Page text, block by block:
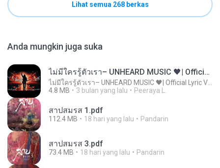
Lihat semua 268 berkas
Anda mungkin juga suka
ไม่มีใครรู้ตัวเรา– UNHEARD MUSIC 🖤| Official Lyric Video | เพลงสู้ชีวิต
4.8 MB
3 bulan yang lalu Peeraya L.
สาปสมรส 1.pdf
112.4 MB 18 hari yang lalu Pandarin
สาปสมรส 3.pdf
73.4 MB 18 hari yang lalu Pandarin